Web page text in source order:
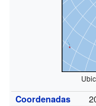
Coordenadas